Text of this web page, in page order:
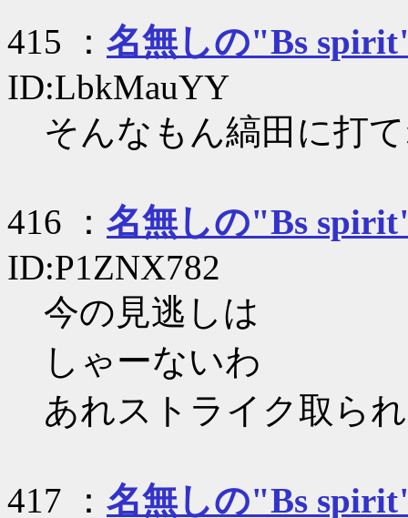
415 ： 名無しの"Bs
ID:LbkMauYY
そんなもん縞田に打
416 ： 名無しの"Bs
ID:P1ZNX782
今の見逃しは
しゃーないわ
あれストライク取ら
417 ： 名無しの"Bs